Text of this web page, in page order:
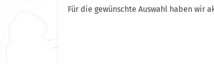
Für die gewünschte Auswahl haben wir